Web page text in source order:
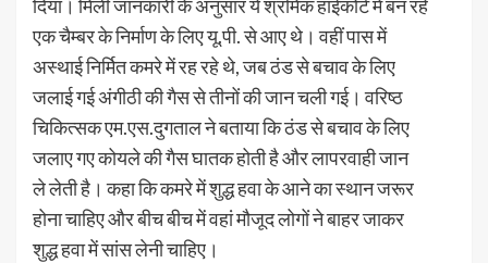
दिया। मिली जानकारी के अनुसार ये श्रमिक हाईकोर्ट में बन रहे
एक चैम्बर के निर्माण के लिए यू.पी. से आए थे। वहीं पास में
अस्थाई निर्मित कमरे में रह रहे थे, जब ठंड से बचाव के लिए
जलाई गई अंगीठी की गैस से तीनों की जान चली गई। वरिष्ठ
चिकित्सक एम.एस.दुगताल ने बताया कि ठंड से बचाव के लिए
जलाए गए कोयले की गैस घातक होती है और लापरवाही जान
ले लेती है। कहा कि कमरे में शुद्ध हवा के आने का स्थान जरूर
होना चाहिए और बीच बीच में वहां मौजूद लोगों ने बाहर जाकर
शुद्ध हवा में सांस लेनी चाहिए।